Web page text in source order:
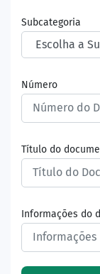
Subcategoria
Número
Título do
Informações do